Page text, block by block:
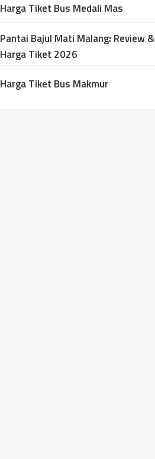
Harga Tiket Bus Medali Mas
Pantai Bajul Mati Malang: Review &
Harga Tiket 2026
Harga Tiket Bus Makmur